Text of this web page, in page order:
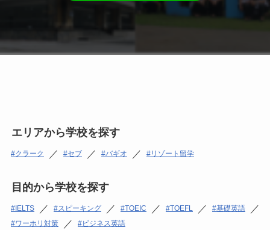
エリアから学校を探す
クラーク ／ セブ ／ バギオ ／ リゾート留学
目的から学校を探す
IELTS ／ スピーキング ／ TOEIC ／ TOEFL ／ 基礎英語 ／
ワーホリ対策 ／ ビジネス英語